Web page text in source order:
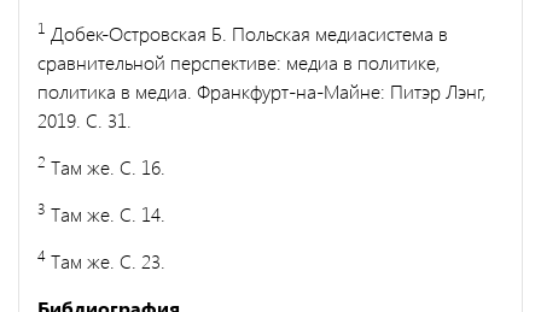
1 Добек-Островская Б. Польская медиасистема в
сравнительной перспективе: медиа в политике,
политика в медиа. Франкфурт-на-Майне: Питэр Лэнг,
2019. C. 31.
2 Там же. С. 16.
3 Там же. С. 14.
4 Там же. С. 23.